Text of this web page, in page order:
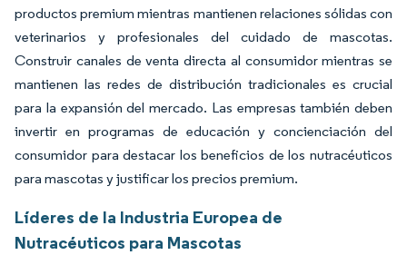
productos premium mientras mantienen relaciones sólidas con
veterinarios y profesionales del cuidado de mascotas.
Construir canales de venta directa al consumidor mientras se
mantienen las redes de distribución tradicionales es crucial
para la expansión del mercado. Las empresas también deben
invertir en programas de educación y concienciación del
consumidor para destacar los beneficios de los nutracéuticos
para mascotas y justificar los precios premium.
Líderes de la Industria Europea de
Nutracéuticos para Mascotas